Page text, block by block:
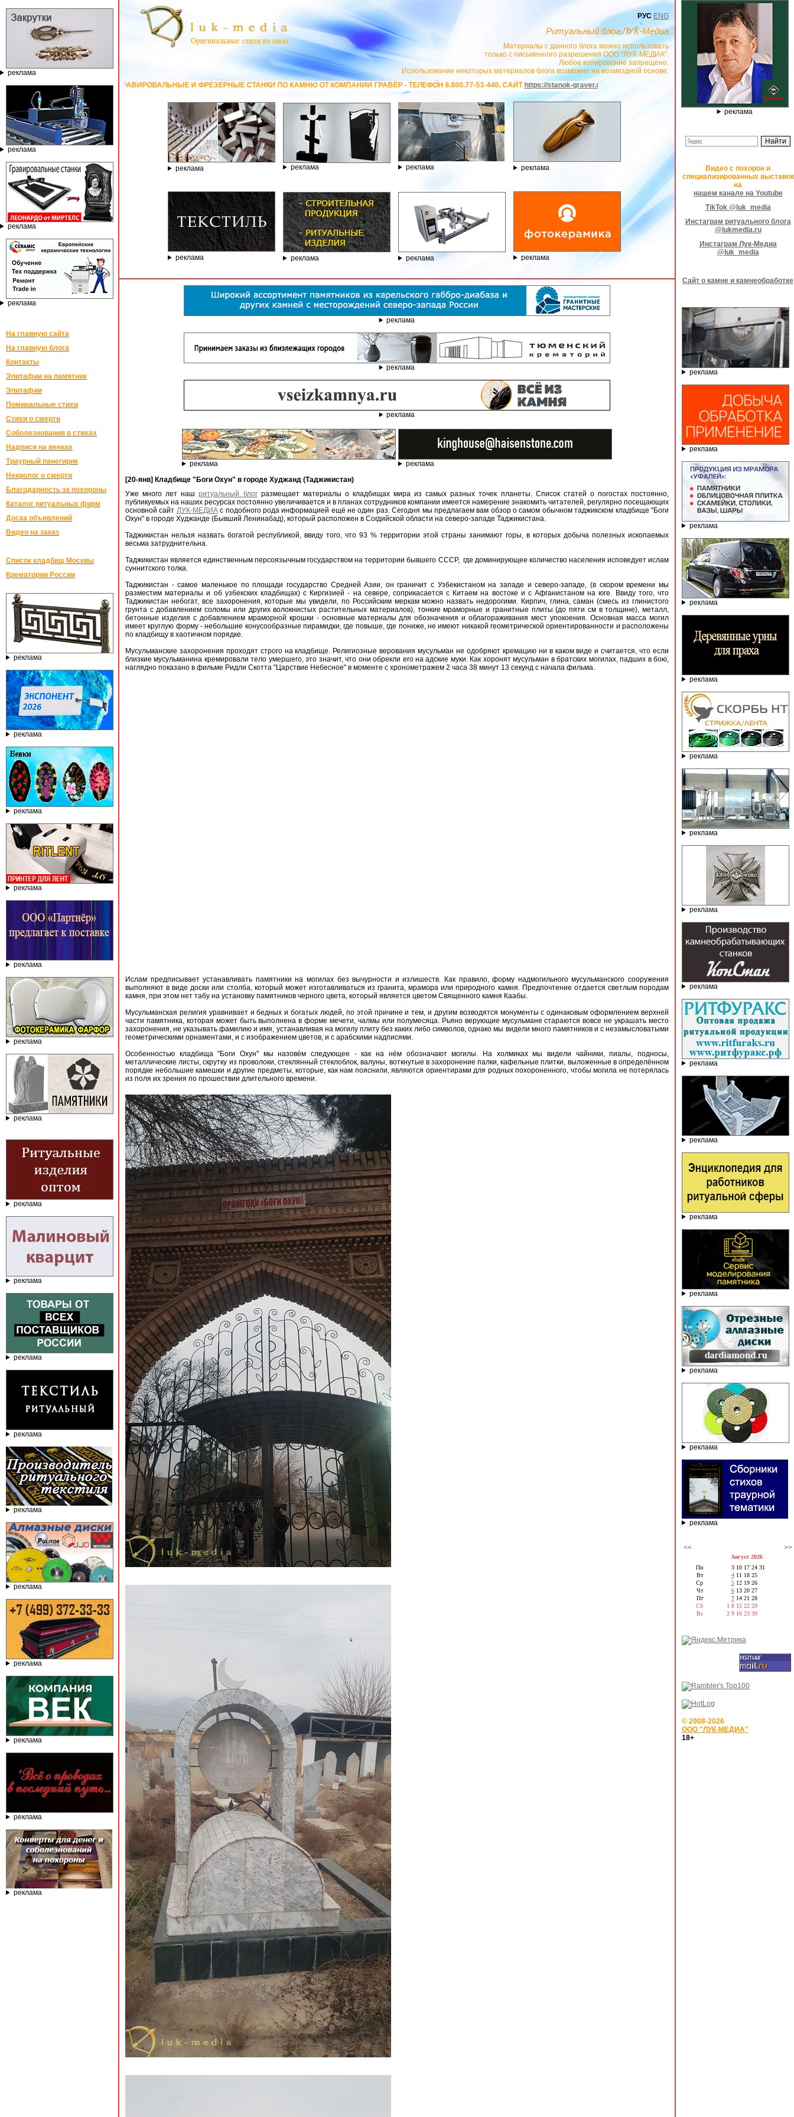
реклама
реклама
реклама
реклама
На главную сайта
На главную блога
Контакты
Эпитафии на памятник
Эпитафии
Поминальные стихи
Стихи о смерти
Соболезнования в стихах
Надписи на венках
Траурный панегирик
Некролог о смерти
Благодарность за похороны
Каталог ритуальных фирм
Доска объявлений
Видео на заказ
Список кладбищ Москвы
Крематории России
реклама
реклама
реклама
реклама
реклама
реклама
реклама
реклама
реклама
реклама
реклама
реклама
реклама
реклама
реклама
реклама
реклама
РУС ENG
Ритуальный блог ЛУК-Медиа
Материалы с данного блога можно использовать
только с письменного разрешения ООО "ЛУК-МЕДИА".
Любое копирование запрещено.
Использование некоторых материалов блога возможно на возмездной основе.
ГРАВИРОВАЛЬНЫЕ И ФРЕЗЕРНЫЕ СТАНКИ ПО КАМНЮ ОТ КОМПАНИИ ГРАВЁР - ТЕЛЕФОН 8.800.77-53-440, САЙТhttps://stanok-graver.ru- РЕКЛАМОДАТЕЛЬ ИП Павленко С.В. ИНН: 233008852896. Erid:
реклама реклама реклама реклама
реклама реклама реклама реклама
реклама
реклама
реклама
реклама
реклама
[20-янв] Кладбище "Боги Охун" в городе Худжанд (Таджикистан)
Уже много лет нашритуальный блогразмещает материалы о кладбищах мира из самых разных точек планеты. Список статей о погостах постоянно,
публикуемых на наших ресурсах постоянно увеличивается и в планах сотрудников компании имеется намерение знакомить читателей, регулярно посещающих
основной сайт ЛУК-МЕДИАс подобного рода информацией ещё не один раз. Сегодня мы предлагаем вам обзор о самом обычном таджикском кладбище "Боги
Охун" в городе Худжанде (Бывший Ленинабад), который расположен в Согдийской области на северо-западе Таджикистана.
Таджикистан нельзя назвать богатой республикой, ввиду того, что 93 % территории этой страны занимают горы, в которых добыча полезных ископаемых
весьма затруднительна.
Таджикистан является единственным персоязычным государством на территории бывшего СССР, где доминирующее количество населения исповедует ислам
суннитского толка.
Таджикистан - самое маленькое по площади государство Средней Азии, он граничит с Узбекистаном на западе и северо-западе, (в скором времени мы
разместим материалы и об узбекских кладбищах) с Киргизией - на севере, соприкасается с Китаем на востоке и с Афганистаном на юге. Ввиду того, что
Таджикистан небогат, все захоронения, которые мы увидели, по Российским меркам можно назвать недорогими. Кирпич, глина, саман (смесь из глинистого
грунта с добавлением соломы или других волокнистых растительных материалов), тонкие мраморные и гранитные плиты (до пяти см в толщине), металл,
бетонные изделия с добавлением мраморной крошки - основные материалы для обозначения и облагораживания мест упокоения. Основная масса могил
имеет круглую форму - небольшие конусообразные пирамидки, где повыше, где пониже, не имеют никакой геометрической ориентированности и расположены
по кладбищу в хаотичном порядке.
Мусульманские захоронения проходят строго на кладбище. Религиозные верования мусульман не одобряют кремацию ни в каком виде и считается, что если
близкие мусульманина кремировали тело умершего, это значит, что они обрекли его на адские муки. Как хоронят мусульман в братских могилах, падших в бою,
наглядно показано в фильме Ридли Скотта "Царствие Небесное" в моменте с хронометражем 2 часа 38 минут 13 секунд с начала фильма.
Ислам предписывает устанавливать памятники на могилах без вычурности и излишеств. Как правило, форму надмогильного мусульманского сооружения
выполняют в виде доски или столба, который может изготавливаться из гранита, мрамора или природного камня. Предпочтение отдается светлым породам
камня, при этом нет табу на установку памятников черного цвета, который является цветом Священного камня Каабы.
Мусульманская религия уравнивает и бедных и богатых людей, по этой причине и тем, и другим возводятся монументы с одинаковым оформлением верхней
части памятника, которая может быть выполнена в форме мечети, чалмы или полумесяца. Рьяно верующие мусульмане стараются вовсе не украшать место
захоронения, не указывать фамилию и имя, устанавливая на могилу плиту без каких либо символов, однако мы видели много памятников и с незамысловатыми
геометрическими орнаментами, и с изображением цветов, и с арабскими надписями.
Особенностью кладбища "Боги Охун" мы назовём следующее - как на нём обозначают могилы. На холмиках мы видели чайники, пиалы, подносы,
металлические листы, скрутку из проволоки, стеклянный стеклоблок, валуны, воткнутые в захоронение палки, кафельные плитки, выложенные в определённом
порядке небольшие камешки и другие предметы, которые, как нам пояснили, являются ориентирами для родных похороненного, чтобы могила не потерялась
из поля их зрения по прошествии длительного времени.
реклама
Видео с похорон и
специализированных выставок
на
нашем канале на Youtube
TikTok @luk_media
Инстаграм ритуального блога
@lukmedia.ru
Инстаграм Лук-Медиа
@luk_media
Сайт о камне и камнеобработке
реклама
реклама
реклама
реклама
реклама
реклама
реклама
реклама
реклама
реклама
реклама
реклама
реклама
реклама
реклама
реклама
<< >>
Август 2026
Пн
Вт
Ср
Чт
Пт
Сб
Вс
3 10 17 24 31
4 11 18 25
5 12 19 26
6 13 20 27
7 14 21 28
1 8 15 22 29
2 9 16 23 30
© 2008-2026
ООО "ЛУК-МЕДИА"
18+